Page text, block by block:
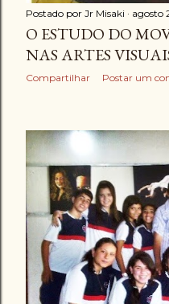
Postado por Jr Misaki agosto
O ESTUDO DO
NAS ARTES
Compartilhar Postar um